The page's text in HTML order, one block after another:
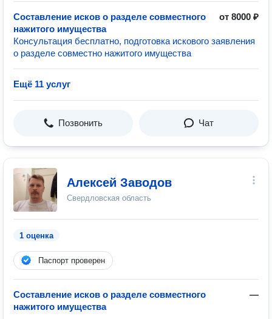
Составление исков о разделе совместного
нажитого имущества
от 8000 ₽
Консультация бесплатно, подготовка искового заявления
о разделе совместно нажитого имущества
Ещё 11 услуг
Позвонить Чат
Алексей Заводов
Свердловская область
1 оценка
Паспорт проверен
Составление исков о разделе совместного
нажитого имущества
—